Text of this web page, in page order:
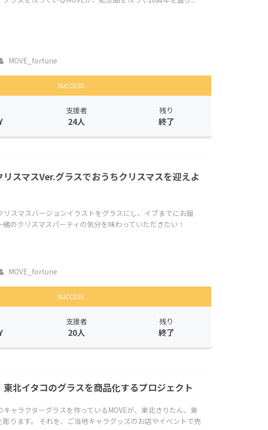
MOVE_fortune
SUCCESS
支援者
24人
残り
終了
スマスVer.グラスでおうちクリスマスを迎えよ
リスマスバージョンイラストをグラスにし、イブまでにお届
緒のクリスマスパーティの気分を味わっていただきたい！
MOVE_fortune
SUCCESS
支援者
20人
残り
終了
北イタコのグラスを商品化するプロジェクト
キャラクターグラスを作っているMOVEが、東北きりたん、東
ります。 それを、ご当地キャラグッズのお店やイベントで売